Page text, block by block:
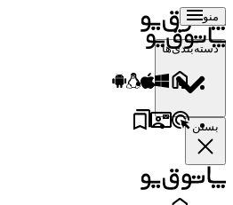
منو
دسته‌بندی‌ها
بستن